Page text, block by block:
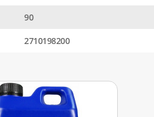
90
2710198200